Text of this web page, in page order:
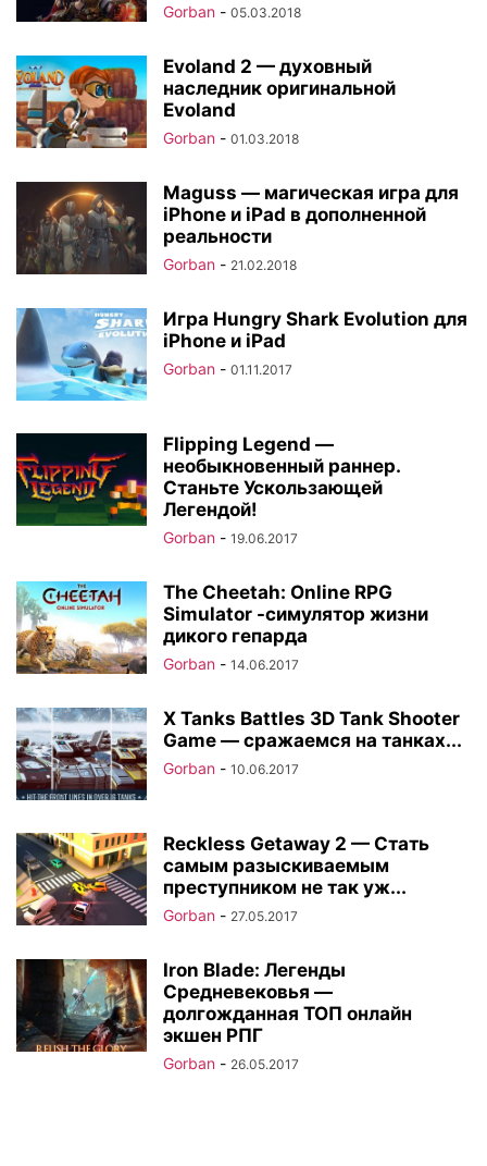
Gorban - 05.03.2018
Evoland 2 — духовный
наследник оригинальной
Evoland
Gorban - 01.03.2018
Maguss — магическая игра для
iPhone и iPad в дополненной
реальности
Gorban - 21.02.2018
Игра Hungry Shark Evolution для
iPhone и iPad
Gorban - 01.11.2017
Flipping Legend —
необыкновенный раннер.
Станьте Ускользающей
Легендой!
Gorban - 19.06.2017
The Cheetah: Online RPG
Simulator -симулятор жизни
дикого гепарда
Gorban - 14.06.2017
X Tanks Battles 3D Tank Shooter
Game — сражаемся на танках...
Gorban - 10.06.2017
Reckless Getaway 2 — Стать
самым разыскиваемым
преступником не так уж...
Gorban - 27.05.2017
Iron Blade: Легенды
Средневековья —
долгожданная ТОП онлайн
экшен РПГ
Gorban - 26.05.2017